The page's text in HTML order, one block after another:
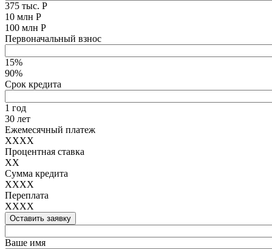
375 тыс. Р
10 млн Р
100 млн Р
Первоначальный взнос
15%
90%
Срок кредита
1 год
30 лет
Ежемесячный платеж
XXXX
Процентная ставка
XX
Сумма кредита
XXXX
Переплата
XXXX
Оставить заявку
Ваше имя